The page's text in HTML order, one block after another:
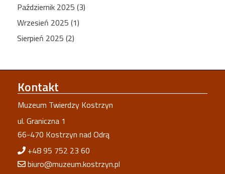
Październik 2025 (3)
Wrzesień 2025 (1)
Sierpień 2025 (2)
Kontakt
Muzeum Twierdzy Kostrzyn
ul. Graniczna 1
66-470 Kostrzyn nad Odrą
+48 95 752 23 60
biuro@muzeum.kostrzyn.pl